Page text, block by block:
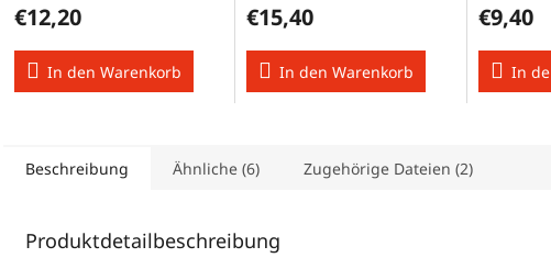
€12,20
In den Warenkorb
€15,40
In den Warenkorb
€9,40
In
Beschreibung Ähnliche (6) Zugehörige Dateien (2)
Produktdetailbeschreibung